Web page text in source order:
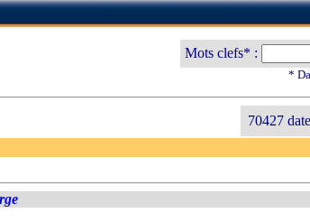
Mots clefs* :
*
70427